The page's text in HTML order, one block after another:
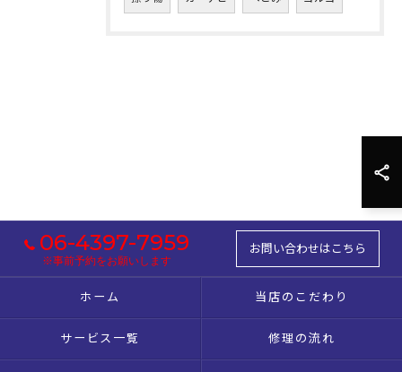
06-4397-7959
※事前予約をお願いします
お問い合わせはこちら
ホーム 当店のこだわり
サービス一覧 修理の流れ